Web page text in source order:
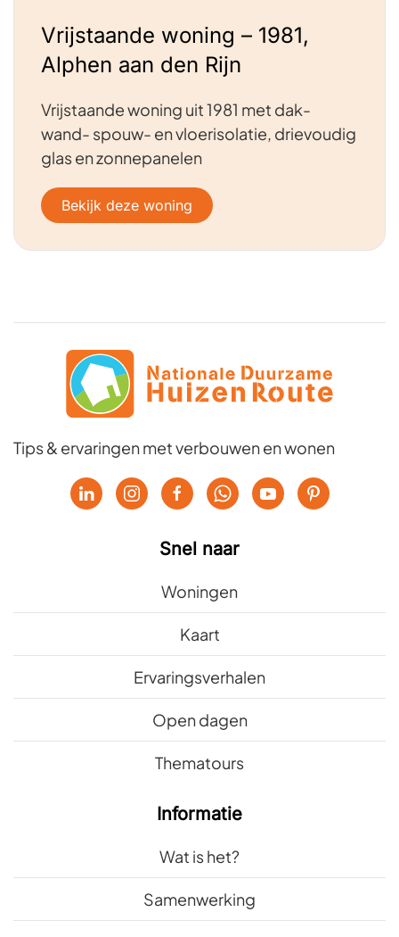
Vrijstaande woning – 1981,
Alphen aan den Rijn
Vrijstaande woning uit 1981 met dak-
wand- spouw- en vloerisolatie, drievoudig
glas en zonnepanelen
Bekijk deze woning
Tips & ervaringen met verbouwen en wonen
Snel naar
Woningen
Kaart
Ervaringsverhalen
Open dagen
Thematours
Informatie
Wat is het?
Samenwerking